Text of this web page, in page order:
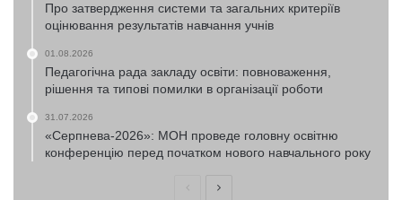
Про затвердження системи та загальних критеріїв
оцінювання результатів навчання учнів
01.08.2026
Педагогічна рада закладу освіти: повноваження,
рішення та типові помилки в організації роботи
31.07.2026
«Серпнева-2026»: МОН проведе головну освітню
конференцію перед початком нового навчального року
ПопередняНаступна